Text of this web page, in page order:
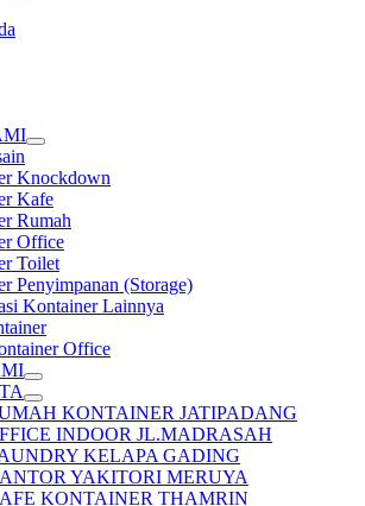
Knockdown
Kafe
Rumah
Office
Toilet
Penyimpanan (Storage)
Kontainer Lainnya
Office
KONTAINER JATIPADANG
INDOOR JL.MADRASAH
KELAPA GADING
YAKITORI MERUYA
KONTAINER THAMRIN